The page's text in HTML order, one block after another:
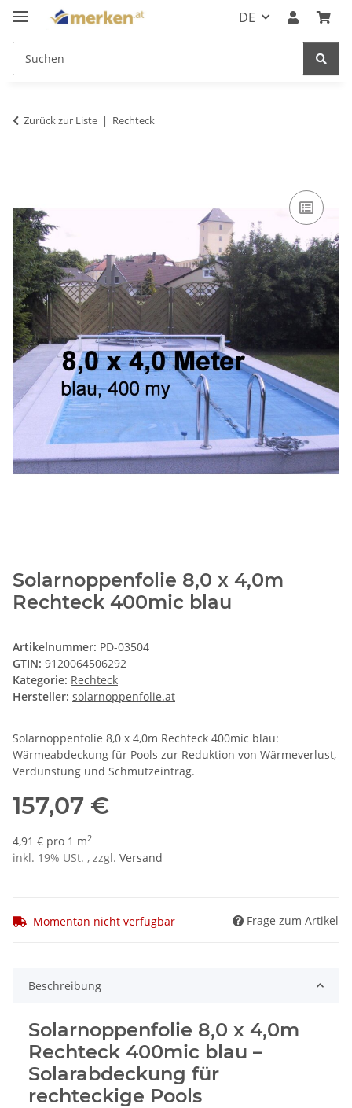
DE
Zurück zur Liste Rechteck
Solarnoppenfolie 8,0 x 4,0m
Rechteck 400mic blau
Artikelnummer: PD-03504
GTIN: 9120064506292
Kategorie: Rechteck
Hersteller: solarnoppenfolie.at
Solarnoppenfolie 8,0 x 4,0m Rechteck 400mic blau:
Wärmeabdeckung für Pools zur Reduktion von Wärmeverlust,
Verdunstung und Schmutzeintrag.
157,07 €
4,91 € pro 1 m2
inkl. 19% USt. , zzgl. Versand
Momentan nicht verfügbar Frage zum Artikel
Beschreibung
Solarnoppenfolie 8,0 x 4,0m
Rechteck 400mic blau –
Solarabdeckung für
rechteckige Pools